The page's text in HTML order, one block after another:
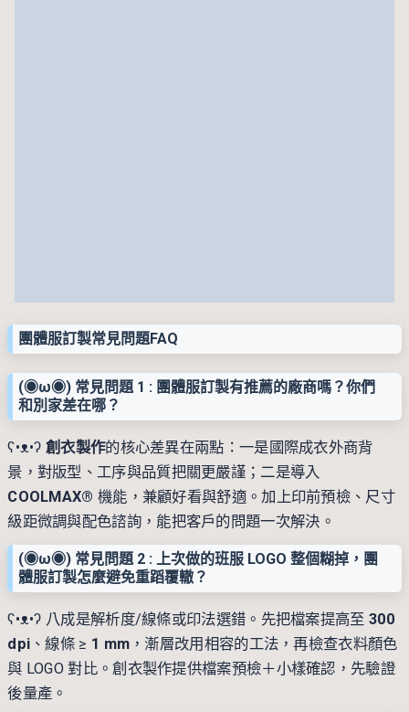
團體服訂製常見問題FAQ
(◉ω◉) 常見問題 1 : 團體服訂製有推薦的廠商嗎？你們
和別家差在哪？
ʕ•ᴥ•ʔ創衣製作的核心差異在兩點：一是國際成衣外商背
景，對版型、工序與品質把關更嚴謹；二是導入
COOLMAX® 機能，兼顧好看與舒適。加上印前預檢、尺寸
級距微調與配色諮詢，能把客戶的問題一次解決。
(◉ω◉) 常見問題 2 : 上次做的班服 LOGO 整個糊掉，團
體服訂製怎麼避免重蹈覆轍？
ʕ•ᴥ•ʔ 八成是解析度/線條或印法選錯。先把檔案提高至 300
dpi 、線條 ≥ 1 mm ，漸層改用相容的工法，再檢查衣料顏色
與 LOGO 對比。創衣製作提供檔案預檢＋小樣確認，先驗證
後量產。